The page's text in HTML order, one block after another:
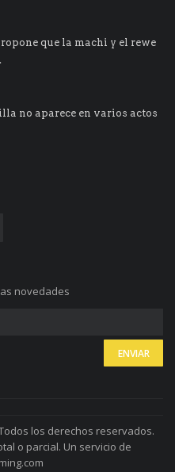
que la machi y el rewe
no aparece en varios actos
novedades
los derechos reservados.
o parcial. Un servicio de